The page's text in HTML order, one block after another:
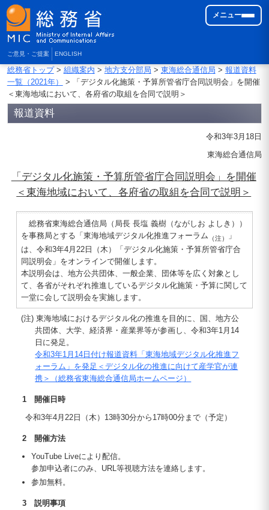
ご意見・ご提案 ENGLISH
メニュー
総務省トップ> 組織案内 > 地方支分部局 > 東海総合通信局 > 報道資料
一覧（2021年）
> 「デジタル化施策・予算所管省庁合同説明会」を開催
＜東海地域において、各府省の取組を合同で説明＞
報道資料
令和3年3月18日
東海総合通信局
「デジタル化施策・予算所管省庁合同説明会」を開催
＜東海地域において、各府省の取組を合同で説明＞
総務省東海総合通信局（局長 長塩 義樹（ながしお よしき））
を事務局とする「東海地域デジタル化推進フォーラム （注）
」
は、令和3年4月22日（木）「デジタル化施策・予算所管省庁合
同説明会」をオンラインで開催します。
本説明会は、地方公共団体、一般企業、団体等を広く対象とし
て、各省がそれぞれ推進しているデジタル化施策・予算に関して
一堂に会して説明会を実施します。
(注) 東海地域におけるデジタル化の推進を目的に、国、地方公
共団体、大学、経済界・産業界等が参画し、令和3年1月14
日に発足。
令和3年1月14日付け報道資料「東海地域デジタル化推進フ
ォーラム」を発足＜デジタル化の推進に向けて産学官が連
携＞（総務省東海総合通信局ホームページ）
1 開催日時
令和3年4月22日（木）13時30分から17時00分まで（予定）
2 開催方法
YouTube Liveにより配信。
参加申込者にのみ、URL等視聴方法を連絡します。
参加無料。
3 説明事項